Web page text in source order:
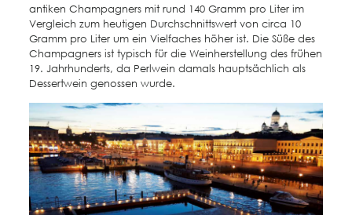
antiken Champagners mit rund 140 Gramm pro Liter im
Vergleich zum heutigen Durchschnittswert von circa 10
Gramm pro Liter um ein Vielfaches höher ist. Die Süße des
Champagners ist typisch für die Weinherstellung des frühen
19. Jahrhunderts, da Perlwein damals hauptsächlich als
Dessertwein genossen wurde.